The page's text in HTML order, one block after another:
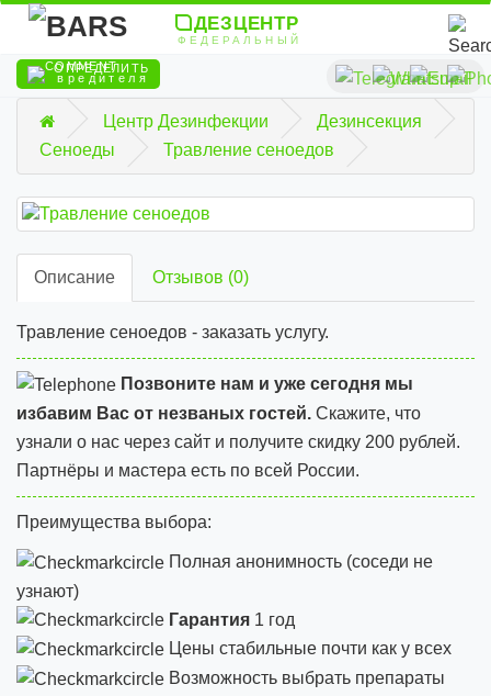
ДЕЗЦЕНТР
ФЕДЕРАЛЬНЫЙ
ОПРЕДЕЛИТЬ
вредителя
Центр Дезинфекции
Дезинсекция
Сеноеды
Травление сеноедов
Описание Отзывов (0)
Травление сеноедов - заказать услугу.
Позвоните нам и уже сегодня мы
избавим Вас от незваных гостей. Скажите, что
узнали о нас через сайт и получите скидку 200 рублей.
Партнёры и мастера есть по всей России.
Преимущества выбора:
Полная анонимность (соседи не
узнают)
Гарантия 1 год
Цены стабильные почти как у всех
Возможность выбрать препараты